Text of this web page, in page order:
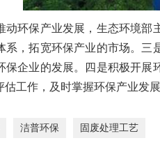
动环保产业发展，生态环境
系，拓宽环保产业的市场。
保企业的发展。四是积极开
工作，及时掌握环保产业发展
洁普环保 固废处理工艺